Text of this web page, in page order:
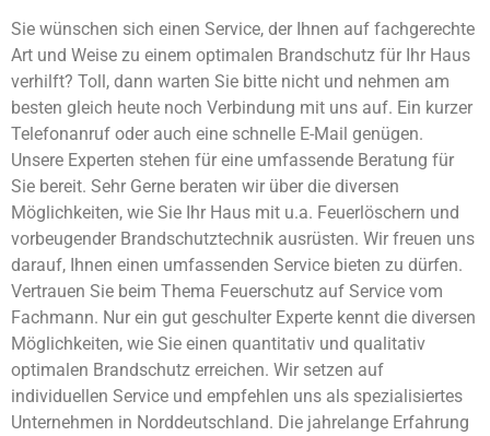
Sie wünschen sich einen Service, der Ihnen auf fachgerechte
Art und Weise zu einem optimalen Brandschutz für Ihr Haus
verhilft? Toll, dann warten Sie bitte nicht und nehmen am
besten gleich heute noch Verbindung mit uns auf. Ein kurzer
Telefonanruf oder auch eine schnelle E-Mail genügen.
Unsere Experten stehen für eine umfassende Beratung für
Sie bereit. Sehr Gerne beraten wir über die diversen
Möglichkeiten, wie Sie Ihr Haus mit u.a. Feuerlöschern und
vorbeugender Brandschutztechnik ausrüsten. Wir freuen uns
darauf, Ihnen einen umfassenden Service bieten zu dürfen.
Vertrauen Sie beim Thema Feuerschutz auf Service vom
Fachmann. Nur ein gut geschulter Experte kennt die diversen
Möglichkeiten, wie Sie einen quantitativ und qualitativ
optimalen Brandschutz erreichen. Wir setzen auf
individuellen Service und empfehlen uns als spezialisiertes
Unternehmen in Norddeutschland. Die jahrelange Erfahrung